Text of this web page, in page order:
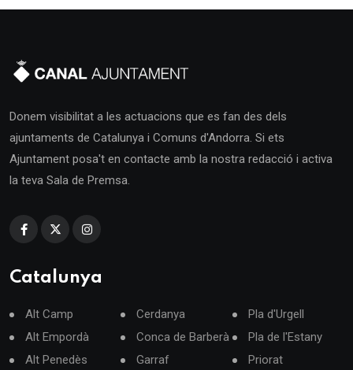
Donem visibilitat a les actuacions que es fan des dels
ajuntaments de Catalunya i Comuns d'Andorra. Si ets
Ajuntament posa't en contacte amb la nostra redacció i activa
la teva Sala de Premsa.
Catalunya
Alt Camp
Alt Empordà
Alt Penedès
Cerdanya
Conca de Barberà
Garraf
Pla d'Urgell
Pla de l'Estany
Priorat